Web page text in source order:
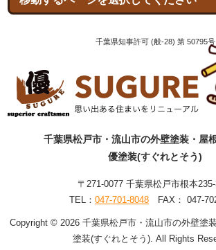
千葉県知事許可 (般-28) 第 50795号
千葉県松戸市・流山市の外壁塗装・屋
優塗装(すぐれとそう)
〒271-0077 千葉県松戸市根本
TEL： 047-701-8048 FAX： 047-
Copyright © 2026 千葉県松戸市・流山市の外壁塗
塗装(すぐれとそう). All Rights